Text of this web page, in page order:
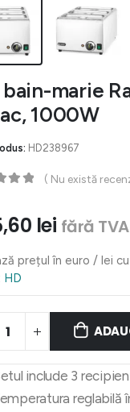
marie
1000W
HD238967
( Nu există
lei fără
prețul în euro / lei
HD
include 3
reglabilă